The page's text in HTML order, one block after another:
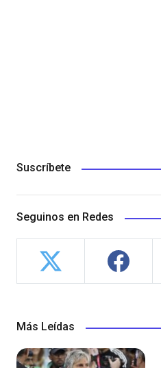
Suscríbete
Seguinos en Redes
Más Leídas